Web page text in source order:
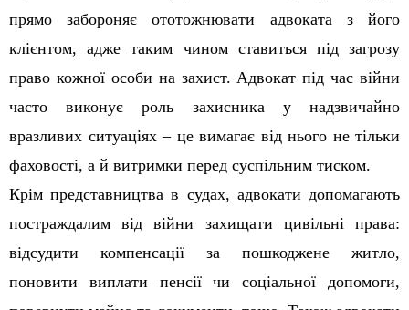
прямо забороняє ототожнювати адвоката з його
клієнтом, адже таким чином ставиться під загрозу
право кожної особи на захист. Адвокат під час війни
часто виконує роль захисника у надзвичайно
вразливих ситуаціях – це вимагає від нього не тільки
фаховості, а й витримки перед суспільним тиском.
Крім представництва в судах, адвокати допомагають
постраждалим від війни захищати цивільні права:
відсудити компенсації за пошкоджене житло,
поновити виплати пенсії чи соціальної допомоги,